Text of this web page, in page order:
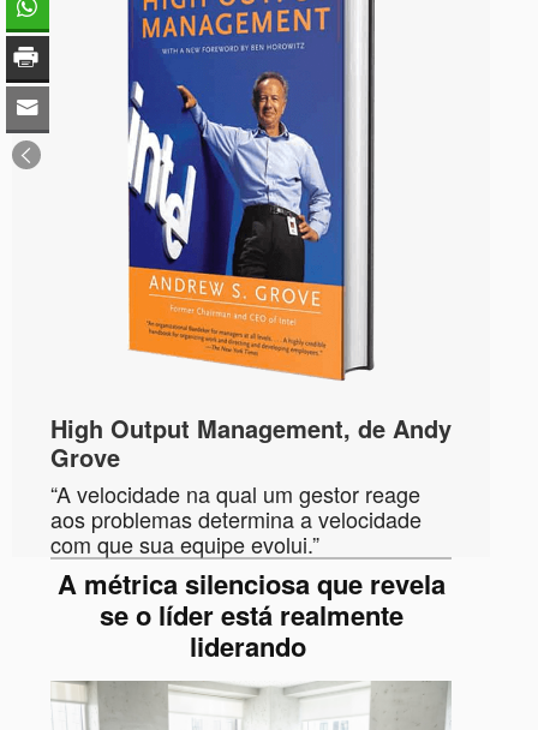
High Output Management, de Andy
Grove
“A velocidade na qual um gestor reage
aos problemas determina a velocidade
com que sua equipe evolui.”
A métrica silenciosa que revela
se o líder está realmente
liderando